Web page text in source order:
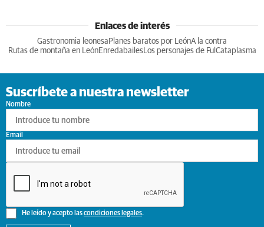
Enlaces de interés
Gastronomia leonesa Planes baratos por LeónA la contra
Rutas de montaña en LeónEnredabailesLos personajes de Ful Cataplasma
Suscríbete a nuestra newsletter
Nombre
He leído y acepto lascondiciones legales.
Email